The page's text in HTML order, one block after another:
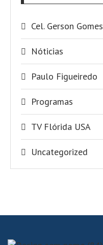
Cel. Gerson Gomes
Nóticias
Paulo Figueiredo
Programas
TV Flórida USA
Uncategorized